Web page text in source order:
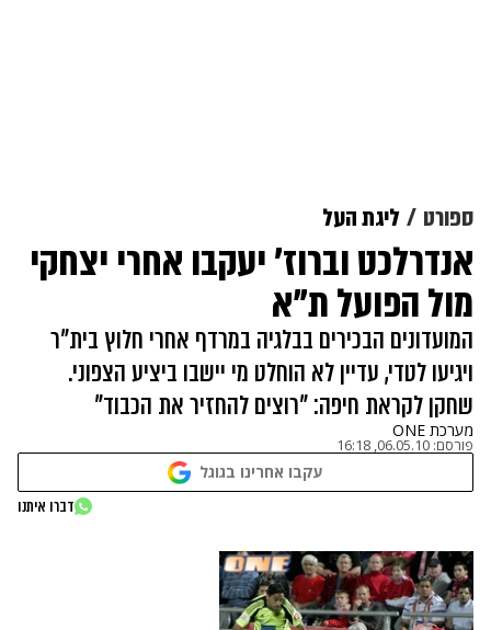
ספורט ליגת העל
אנדרלכט וברוז' יעקבו אחרי יצחקי
מול הפועל ת"א
המועדונים הבכירים בבלגיה במרדף אחרי חלוץ בית"ר
ויגיעו לטדי, עדיין לא הוחלט מי יישבו ביציע הצפוני.
שחקן לקראת חיפה: "רוצים להחזיר את הכבוד"
מערכת ONE
פורסם: 06.05.10, 16:18
עקבו אחרינו בגוגל
דברו איתנו